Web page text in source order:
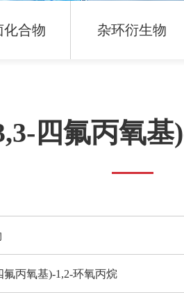
化合物 杂环衍生物
四氟丙氧
氟丙氧基)-1,2-环氧丙烷